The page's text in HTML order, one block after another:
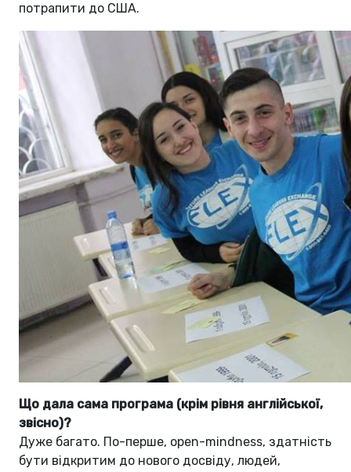
потрапити до США.
Що дала сама програма (крім рівня англійської,
звісно)?
Дуже багато. По-перше, open-mindness, здатність
бути відкритим до нового досвіду, людей,